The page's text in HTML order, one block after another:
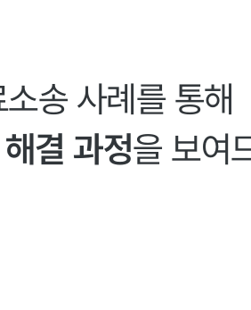
송 사례를 통해
결 과정을 보여